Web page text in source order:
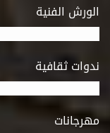
الورش الفنية
ندوات ثقافية
مهرجانات